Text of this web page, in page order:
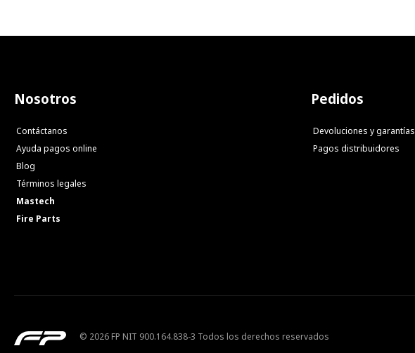
Nosotros
Contáctanos
Ayuda pagos online
Blog
Términos legales
Mastech
Fire Parts
Pedidos
Devoluciones y garantías
Pagos distribuidores
© 2026 FP NIT 900.164.838-3 Todos los derechos reservados